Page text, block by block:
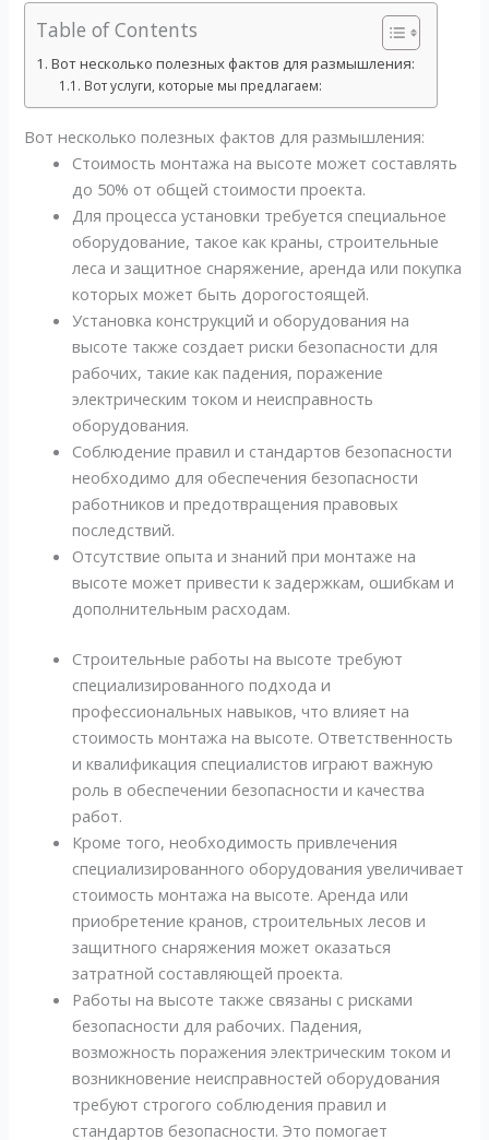
Table of Contents
Вот несколько полезных фактов для размышления:
Вот услуги, которые мы предлагаем:
Вот несколько полезных фактов для размышления:
Стоимость монтажа на высоте может составлять
до 50% от общей стоимости проекта.
Для процесса установки требуется специальное
оборудование, такое как краны, строительные
леса и защитное снаряжение, аренда или покупка
которых может быть дорогостоящей.
Установка конструкций и оборудования на
высоте также создает риски безопасности для
рабочих, такие как падения, поражение
электрическим током и неисправность
оборудования.
Соблюдение правил и стандартов безопасности
необходимо для обеспечения безопасности
работников и предотвращения правовых
последствий.
Отсутствие опыта и знаний при монтаже на
высоте может привести к задержкам, ошибкам и
дополнительным расходам.
Строительные работы на высоте требуют
специализированного подхода и
профессиональных навыков, что влияет на
стоимость монтажа на высоте. Ответственность
и квалификация специалистов играют важную
роль в обеспечении безопасности и качества
работ.
Кроме того, необходимость привлечения
специализированного оборудования увеличивает
стоимость монтажа на высоте. Аренда или
приобретение кранов, строительных лесов и
защитного снаряжения может оказаться
затратной составляющей проекта.
Работы на высоте также связаны с рисками
безопасности для рабочих. Падения,
возможность поражения электрическим током и
возникновение неисправностей оборудования
требуют строгого соблюдения правил и
стандартов безопасности. Это помогает